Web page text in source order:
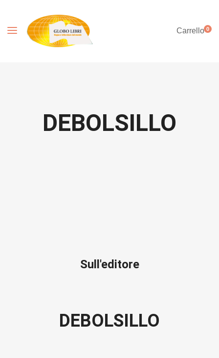
Carrello0
DEBOLSILLO
Sull'editore
DEBOLSILLO